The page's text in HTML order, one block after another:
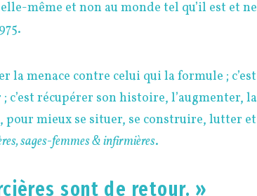
même et non au monde tel qu’il est et ne
la menace contre celui qui la formule ; c’est
c’est récupérer son histoire, l’augmenter, la
mieux se situer, se construire, lutter et
sages-femmes & infirmières.
sont de retour. »